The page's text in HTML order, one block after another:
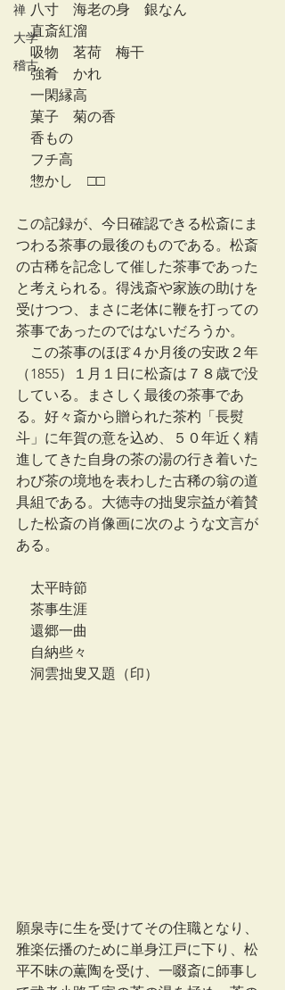
禅
大学
稽古
八寸　海老の身　銀なん
直斎紅溜
吸物　茗荷　梅干
強肴　かれ
一閑縁高
菓子　菊の香
香もの
フチ高
惣かし　□□
この記録が、今日確認できる松斎にま
つわる茶事の最後のものである。松斎
の古稀を記念して催した茶事であった
と考えられる。得浅斎や家族の助けを
受けつつ、まさに老体に鞭を打っての
茶事であったのではないだろうか。
この茶事のほぼ４か月後の安政２年
（1855）１月１日に松斎は７８歳で没
している。まさしく最後の茶事であ
る。好々斎から贈られた茶杓「長熨
斗」に年賀の意を込め、５０年近く精
進してきた自身の茶の湯の行き着いた
わび茶の境地を表わした古稀の翁の道
具組である。大徳寺の拙叟宗益が着賛
した松斎の肖像画に次のような文言が
ある。
太平時節
茶事生涯
還郷一曲
自納些々
洞雲拙叟又題（印）
願泉寺に生を受けてその住職となり、
雅楽伝播のために単身江戸に下り、松
平不昧の薫陶を受け、一啜斎に師事し